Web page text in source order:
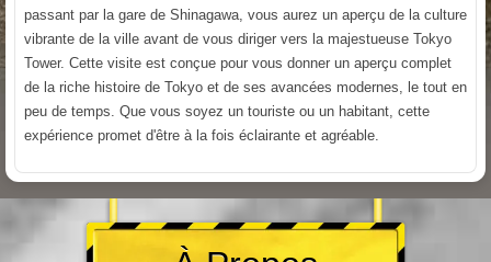
passant par la gare de Shinagawa, vous aurez un aperçu de la culture
vibrante de la ville avant de vous diriger vers la majestueuse Tokyo
Tower. Cette visite est conçue pour vous donner un aperçu complet
de la riche histoire de Tokyo et de ses avancées modernes, le tout en
peu de temps. Que vous soyez un touriste ou un habitant, cette
expérience promet d'être à la fois éclairante et agréable.